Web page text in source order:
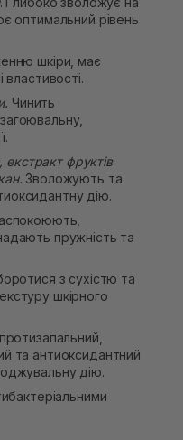
оптимальний рівень
шкіри, має
властивості.
Чинить
екстракт фруктів
Зволожують та
дію.
пружність та
з сухістю та
шкірного
та антиоксидантний
дію.